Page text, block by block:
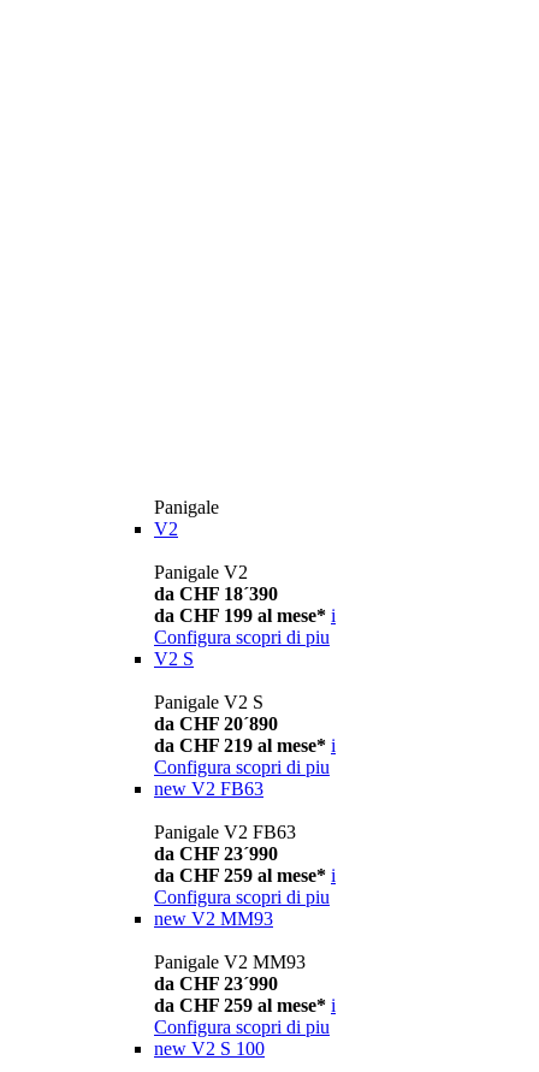
Panigale
V2
Panigale V2
da CHF 18´390
da CHF 199 al mese* i
Configura scopri di piu
V2 S
Panigale V2 S
da CHF 20´890
da CHF 219 al mese* i
Configura scopri di piu
new V2 FB63
Panigale V2 FB63
da CHF 23´990
da CHF 259 al mese* i
Configura scopri di piu
new V2 MM93
Panigale V2 MM93
da CHF 23´990
da CHF 259 al mese* i
Configura scopri di piu
new V2 S 100